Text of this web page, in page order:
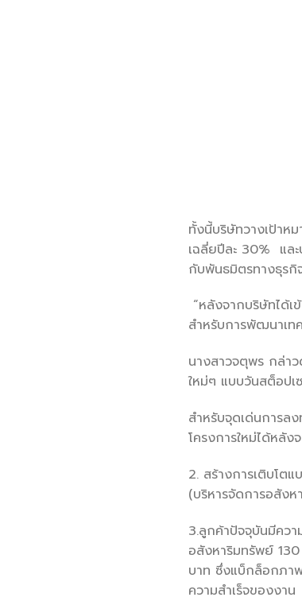
ทั้งนี้บริษัทวางเป้าห
เฉลี่ยปีละ 30% แล
กับพันธมิตรทางธุรกิ
“หลังจากบริษัทได้เ
สำหรับการพัฒนาเท
นางสาวจตุพร กล่า
ใหม่ๆ แบบวันสต็อปเ
สำหรับจุดเด่นการล
โครงการใหม่ได้หลัง
2. สร้างการเติบโต
(บริหารจัดการอสัง
3.ลูกค้าปัจจุบันมีคว
อสังหาริมทรัพย์
บาท ซึ่งแบ็กล็อกภาพ
ความสำเร็จของงาน